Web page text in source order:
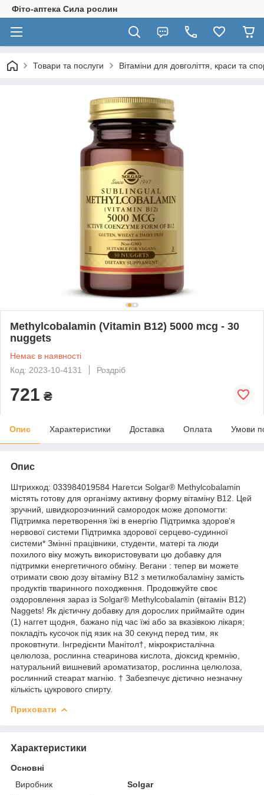
Фіто-аптека Сила рослин
Товари та послуги Вітаміни для довголіття, краси та
Methylcobalamin (Vitamin B12) 5000 mcg - 30
nuggets
Немає в наявності
Код: 2023-10-4131
Роздріб
721 ₴
Опис Характеристики Доставка Оплата Умови
Опис
Штрихкод: 033984019584 Нагетси Solgar® Methylcobalamin
містять готову для організму активну форму вітаміну B12. Цей
зручний, швидкорозчинний самородок може допомогти:
Підтримка перетворення їжі в енергію Підтримка здоров'я
нервової системи Підтримка здорової серцево-судинної
системи* Змінні працівники, студенти, матері та люди
похилого віку можуть використовувати цю добавку для
підтримки енергетичного обміну. Вегани : тепер ви можете
отримати свою дозу вітаміну B12 з метилкобаламіну замість
продуктів тваринного походження. Продовжуйте своє
оздоровлення зараз із Solgar® Methylcobalamin (вітамін B12)
Naggets! Як дієтичну добавку для дорослих приймайте один
(1) наггет щодня, бажано під час їжі або за вказівкою лікаря;
покладіть кусочок під язик на 30 секунд перед тим, як
проковтнути. Інгредієнти Манітол†, мікрокристалічна
целюлоза, рослинна стеаринова кислота, діоксид кремнію,
натуральний вишневий ароматизатор, рослинна целюлоза,
рослинний стеарат магнію. † Забезпечує дієтично незначну
кількість цукрового спирту.
Приховати
Характеристики
Основні
Виробник
Solgar